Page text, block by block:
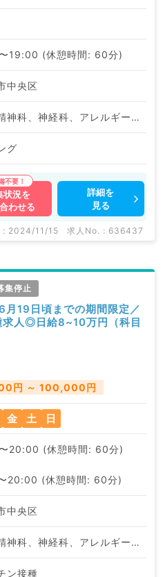
19:00 (休憩時間: 60分)
中央区
神経内科、精神科、神経科、アレルギー科、リウマチ科、小児科、整形外科、形成外科、美容外科、脳神経外科、呼吸器外科、心臓血管外科、小児外科、皮膚科、泌尿器科、産婦人科、産科、婦人科、眼科、耳鼻咽喉科、気管食道科、放射線科、リハビリテーション科、麻酔科、ペインクリニック、人工透析科、緩和ケア科、一般内科、循環器内科、呼吸器内科、消化器内科、内分泌・代謝内科、腎臓内科、老年内科、血液内科、外科系全般、一般外科、消化器外科、乳腺外科、総合診療科、美容皮膚科、健診・人間ドック、救急科・ＩＣＵ、病理科、基礎医学系、膠原病科、スポーツ整形外科、大腸・肛門外科、その他、産業医、科目不問
グ
状況を
わせる
詳細を
見る
: 2024/11/15 求人No. : 636437
集停止
月19日頃までの期間限定／
求人◎日給8~10万円（科目
円 ～ 100,000円
金 土 日
20:00 (休憩時間: 60分)
20:00 (休憩時間: 60分)
中央区
神経内科、精神科、神経科、アレルギー科、リウマチ科、小児科、整形外科、形成外科、美容外科、脳神経外科、呼吸器外科、心臓血管外科、小児外科、皮膚科、泌尿器科、産婦人科、産科、婦人科、眼科、耳鼻咽喉科、気管食道科、放射線科、リハビリテーション科、麻酔科、ペインクリニック、人工透析科、緩和ケア科、一般内科、循環器内科、呼吸器内科、消化器内科、内分泌・代謝内科、腎臓内科、老年内科、血液内科、外科系全般、一般外科、消化器外科、乳腺外科、総合診療科、美容皮膚科、健診・人間ドック、救急科・ＩＣＵ、病理科、基礎医学系、膠原病科、スポーツ整形外科、大腸・肛門外科、その他、産業医、科目不問
ン接種